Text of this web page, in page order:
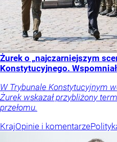
Żurek o „najczarniejszym
Konstytucyjnego.
W Trybunale Konstytucyjnym
Żurek wskazał przybliżony
przełomu.
KrajOpinie i komentarze